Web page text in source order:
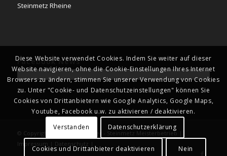
Steinmetz Rheine
Facebook News
© Copyright - Naturstein Kläver - Steinmetz Meisterbetrieb |
Impressum | Datenschutz |
Diese Website verwendet Cookies. Indem Sie weiter auf dieser
Website navigieren, ohne die Cookie-Einstellungen Ihres Internet
Browsers zu ändern, stimmen Sie unserer Verwendung von Cookies
zu. Unter "Cookie- und Datenschutzeinstellungen" können Sie
Cookies von Drittanbietern wie Google Analytics, Google Maps,
Youtube, Facebook u.w. zu aktivieren / deaktivieren.
Verstanden
Datenschutzerklärung
Cookies und Drittanbieter deaktivieren Nein